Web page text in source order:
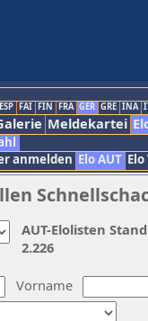
ESP FAI FIN FRA GER GRE INA
Meldekartei
anmelden Elo AUT
Vorname
AUT-Elolisten
2.226